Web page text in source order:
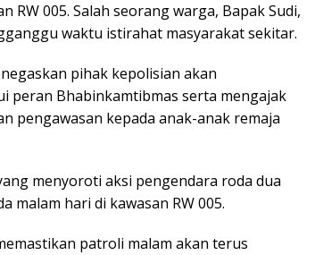
005. Salah seorang warga, Bapak Sudi,
waktu istirahat masyarakat sekitar.
pihak kepolisian akan
peran Bhabinkamtibmas serta mengajak
pengawasan kepada anak-anak remaja
menyoroti aksi pengendara roda dua
malam hari di kawasan RW 005.
patroli malam akan terus